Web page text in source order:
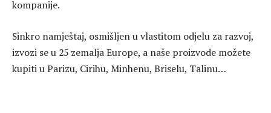
kompanije.
Sinkro namještaj, osmišljen u vlastitom odjelu za razvoj,
izvozi se u 25 zemalja Europe, a naše proizvode možete
kupiti u Parizu, Cirihu, Minhenu, Briselu, Talinu…